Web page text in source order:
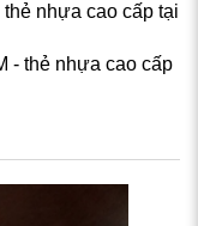
thẻ nhựa cao cấp tại
- thẻ nhựa cao cấp